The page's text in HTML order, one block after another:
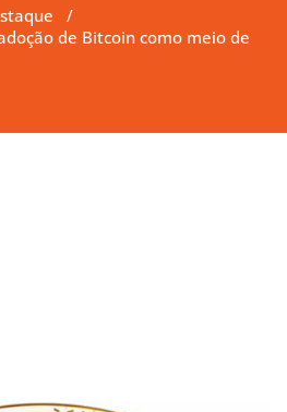
/
de Bitcoin como meio de